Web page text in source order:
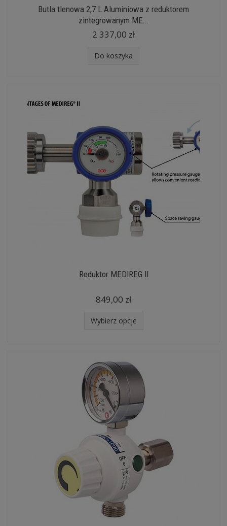
Butla tlenowa 2,7 L Aluminiowa z reduktorem
zintegrowanym ME...
2 337,00 zł
Do koszyka
Reduktor MEDIREG II
849,00 zł
Wybierz opcje